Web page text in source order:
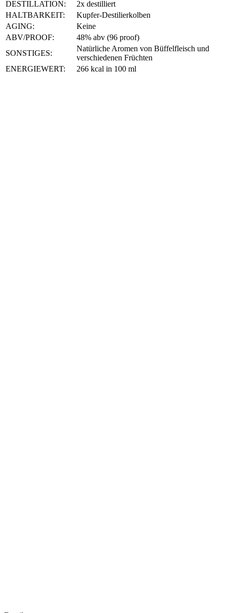
DESTILLATION:
2x destilliert
HALTBARKEIT:
Kupfer-Destilierkolben
AGING:
Keine
ABV/PROOF:
48% abv (96 proof)
SONSTIGES:
Natürliche Aromen von Büffelfleisch und
verschiedenen Früchten
ENERGIEWERT:
266 kcal in 100 ml